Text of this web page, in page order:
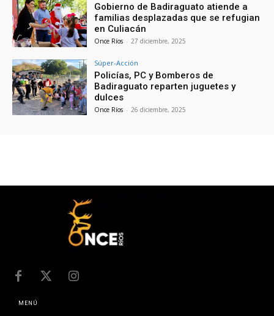
Gobierno de Badiraguato atiende a
familias desplazadas que se refugian
en Culiacán
Once Ríos - 27 diciembre, 2025
Súper-Acción
Policías, PC y Bomberos de
Badiraguato reparten juguetes y
dulces
Once Ríos - 26 diciembre, 2025
MENÚ